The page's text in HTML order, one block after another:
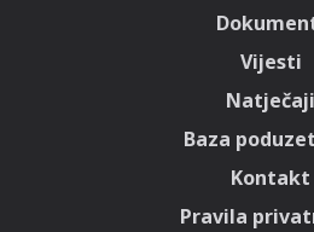
Vijesti
Natječaji
Baza
Kontakt
Pravila